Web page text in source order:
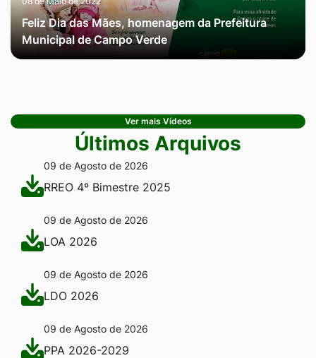
Feliz Dia das Mães, homenagem da Prefeitura
Municipal de Campo Verde
Ver mais Vídeos
Últimos Arquivos
09 de Agosto de 2026
RREO 4º Bimestre 2025
09 de Agosto de 2026
LOA 2026
09 de Agosto de 2026
LDO 2026
09 de Agosto de 2026
PPA 2026-2029